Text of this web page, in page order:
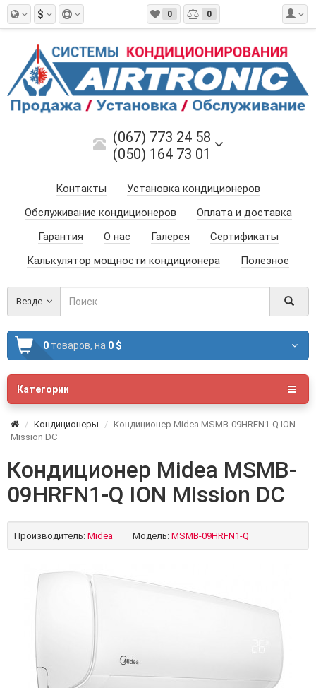
$ 0 0
(067) 773 24 58
(050) 164 73 01
Контакты
Установка кондиционеров
Обслуживание кондиционеров
Оплата и доставка
Гарантия
О нас Галерея
Сертификаты
Калькулятор мощности кондиционера
Полезное
Везде
0 товаров, на 0 $
Категории
Кондиционеры
Кондиционер Midea MSMB-09HRFN1-Q ION
Mission DC
Кондиционер Midea MSMB-
09HRFN1-Q ION Mission DC
Производитель: Midea Модель: MSMB-09HRFN1-Q